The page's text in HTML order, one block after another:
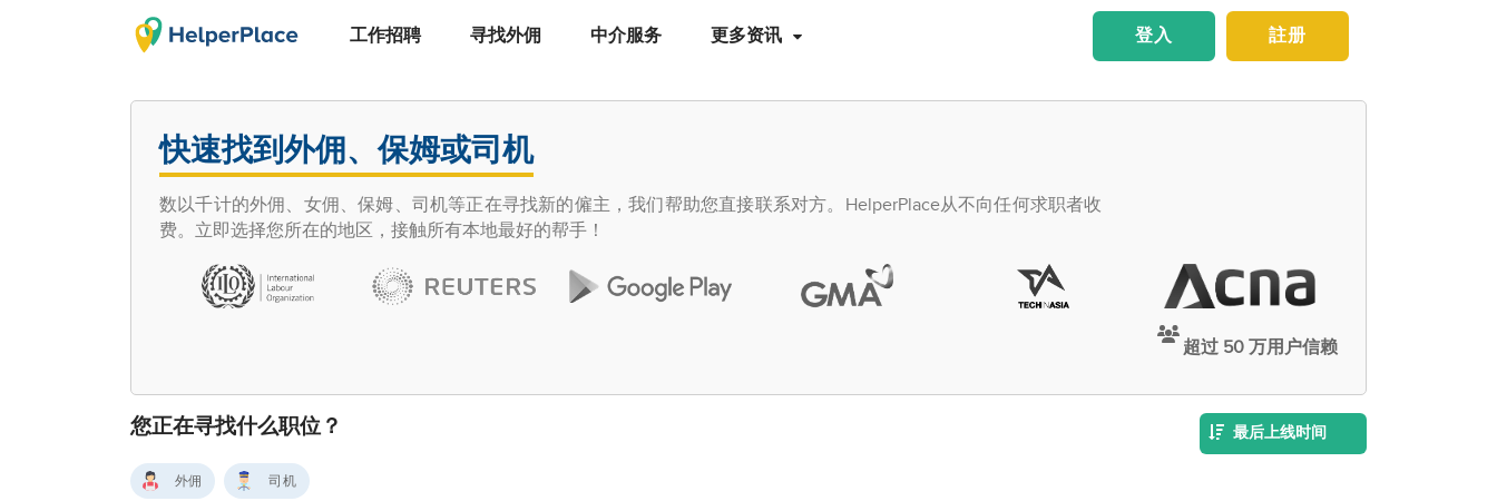
工作招聘 寻找外佣 中介服务 更多资讯 註册
登入
快速找到外佣、保姆或司机
数以千计的外佣、女佣、保姆、司机等正在寻找新的僱主，我们帮助您直接联系对方。HelperPlace从不向任何求职者收
费。立即选择您所在的地区，接触所有本地最好的帮手！
超过 50 万用户信赖
您正在寻找什么职位？ 最后上线时间
外佣 司机